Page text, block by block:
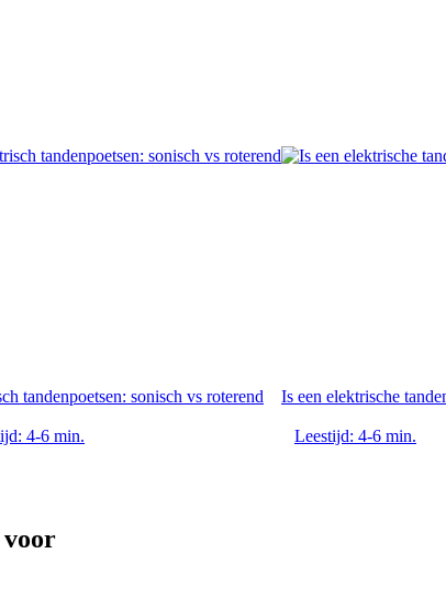
tandenpoetsen: sonisch vs roterend
4-6 min.
Is een elektrische
Leestijd: 4-6 min.